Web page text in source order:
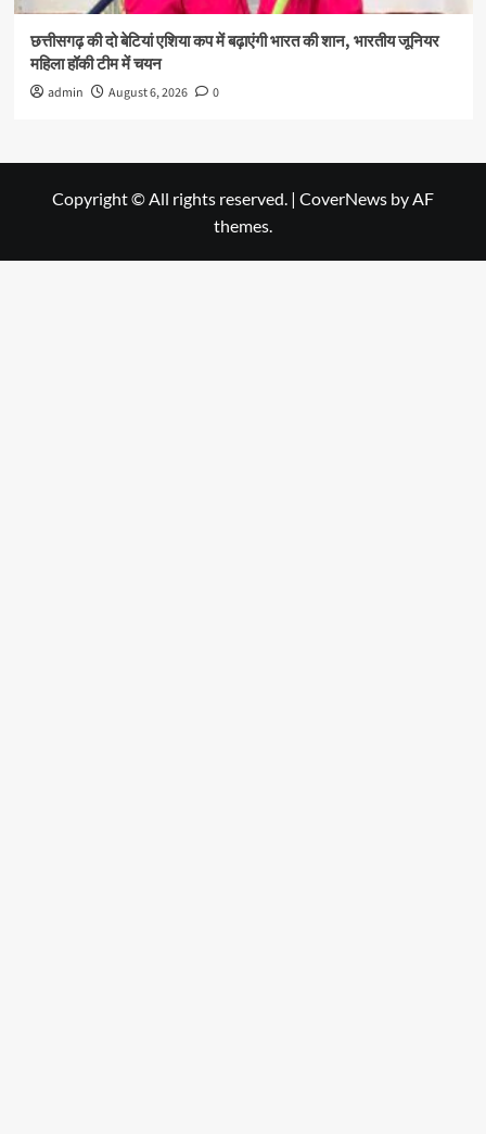
छत्तीसगढ़ की दो बेटियां एशिया कप में बढ़ाएंगी भारत की शान, भारतीय जूनियर
महिला हॉकी टीम में चयन
admin August 6, 2026 0
Copyright © All rights reserved. | CoverNews by AF
themes.